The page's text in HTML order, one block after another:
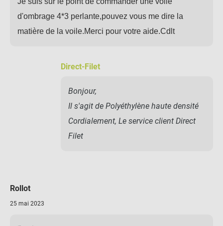
d'ombrage 4*3 perlante,pouvez vous me dire la
matière de la voile.Merci pour votre aide.Cdlt
Direct-Filet
Bonjour,
Il s'agit de Polyéthylène haute densité
Cordialement, Le service client Direct
Filet
Rollot
25 mai 2023